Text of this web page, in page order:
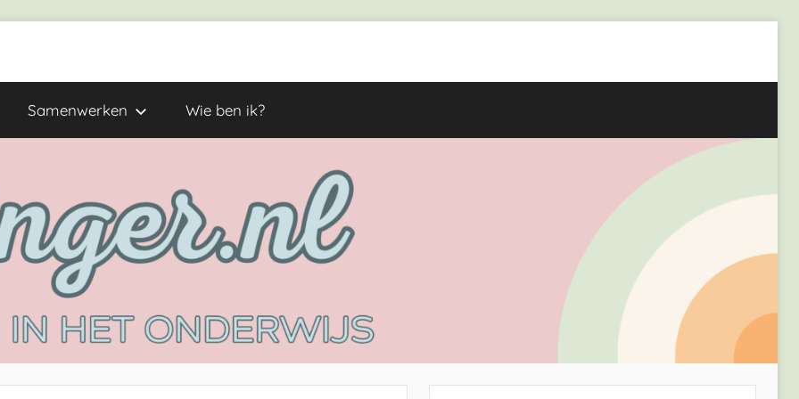
Samenwerken Wie ben ik?